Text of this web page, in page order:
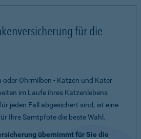
für die
oder Ohrmilben - Katzen und Kater
im Laufe ihres Katzenlebens
jeden Fall abgesichert sind, ist eine
Ihre Samtpfote die beste Wahl.
übernimmt für Sie die